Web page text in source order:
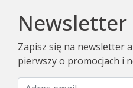
Newsletter
Zapisz się na newsletter
pierwszy o promocjach i